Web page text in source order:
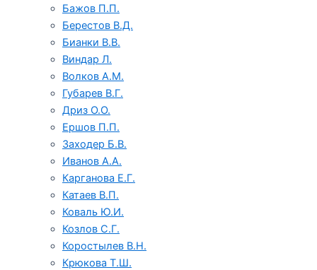
Бажов П.П.
Берестов В.Д.
Бианки В.В.
Виндар Л.
Волков А.М.
Губарев В.Г.
Дриз О.О.
Ершов П.П.
Заходер Б.В.
Иванов А.А.
Карганова Е.Г.
Катаев В.П.
Коваль Ю.И.
Козлов С.Г.
Коростылев В.Н.
Крюкова Т.Ш.